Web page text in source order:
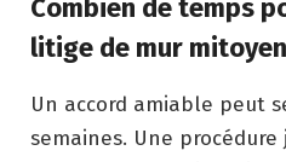
Combien de temps
litige de mur
Un accord amiable peut
semaines. Une